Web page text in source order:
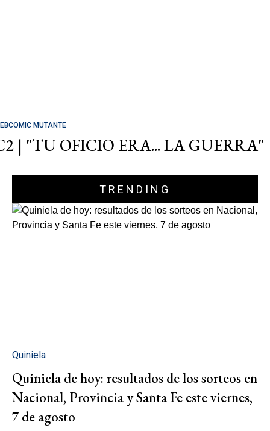
MUTANTE
| "TU OFICIO ERA... LA GUERRA"
TRENDING
Quiniela
Quiniela de hoy: resultados de los sorteos en
Nacional, Provincia y Santa Fe este viernes,
7 de agosto